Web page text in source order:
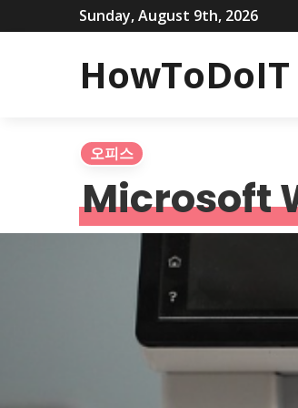
Sunday, August 9th, 2026
HowToDoIT
오피스
Microsoft